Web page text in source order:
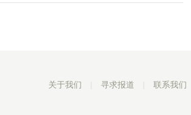
关于我们 寻求报道 联系我们